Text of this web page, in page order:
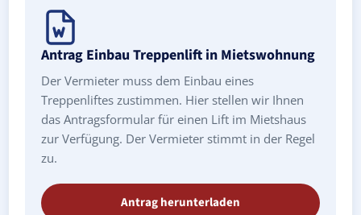
Antrag Einbau Treppenlift in Mietswohnung
Der Vermieter muss dem Einbau eines
Treppenliftes zustimmen. Hier stellen wir Ihnen
das Antragsformular für einen Lift im Mietshaus
zur Verfügung. Der Vermieter stimmt in der Regel
zu.
Antrag herunterladen